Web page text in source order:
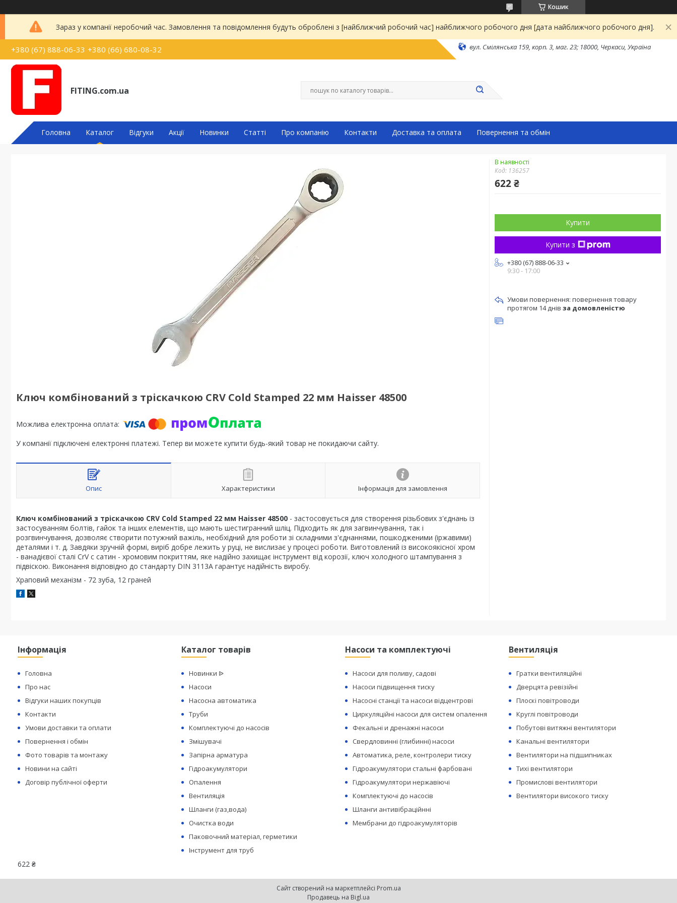
Кошик
Зараз у компанії неробочий час. Замовлення та повідомлення будуть оброблені з [найближчий робочий час] найближчого робочого дня [дата найближчого робочого дня].
+380 (67) 888-06-33 +380 (66) 680-08-32 вул. Смілянська 159, корп. 3, маг. 23; 18000, Черкаси, Україна
FITING.com.ua
Головна Каталог Відгуки Акції Новинки Статті Про компанію Контакти Доставка та оплата Повернення та обмін
Ключ комбінований з тріскачкою CRV Cold Stamped 22 мм Haisser 48500
У компанії підключені електронні платежі. Тепер ви можете купити будь-який товар не покидаючи сайту.
Опис Характеристики Інформація для замовлення
Ключ комбінований з тріскачкою CRV Cold Stamped 22 мм Haisser 48500 - застосовується для створення різьбових з'єднань із
застосуванням болтів, гайок та інших елементів, що мають шестигранний шліц. Підходить як для загвинчування, так і
розгвинчування, дозволяє створити потужний важіль, необхідний для роботи зі складними з'єднаннями, пошкодженими (іржавими)
деталями і т. д. Завдяки зручній формі, виріб добре лежить у руці, не вислизає у процесі роботи. Виготовлений із високоякісної хром
- ванадієвої сталі CrV с сатин - хромовим покриттям, яке надійно захищає інструмент від корозії, ключ холодного штампування з
підвіскою. Виконання відповідно до стандарту DIN 3113А гарантує надійність виробу.
Храповий механізм - 72 зуба, 12 граней
В наявності
Код: 136257
622 ₴
Купити
Купити з
+380 (67) 888-06-33
9:30 - 17:00
повернення товару
протягом 14 днів за домовленістю
Інформація
Головна
Про нас
Відгуки наших покупців
Контакти
Умови доставки та оплати
Повернення і обмін
Фото товарів та монтажу
Новини на сайті
Договір публічної оферти
Каталог товарів
Новинки ᐉ
Насоси
Насосна автоматика
Труби
Комплектуючі до насосів
Змішувачі
Запірна арматура
Гідроакумулятори
Опалення
Вентиляція
Шланги (газ,вода)
Очистка води
Паковочний матеріал, герметики
Інструмент для труб
Насоси та комплектуючі
Насоси для поливу, садові
Насоси підвищення тиску
Насосні станції та насоси відцентрові
Циркуляційні насоси для систем опалення
Фекальні и дренажні насоси
Свердловинні (глибинні) насоси
Автоматика, реле, контролери тиску
Гідроакумулятори стальні фарбовані
Гідроакумулятори нержавіючі
Комплектуючі до насосів
Шланги антивібраційнні
Мембрани до гідроакумуляторів
Вентиляція
Гратки вентиляційні
Дверцята ревізійні
Плоскі повітроводи
Круглі повітроводи
Побутові витяжні вентилятори
Канальні вентилятори
Вентилятори на підшипниках
Тихі вентилятори
Промислові вентилятори
Вентилятори високого тиску
622 ₴
Сайт створений на маркетплейсі Prom.ua
Продавець на Bigl.ua